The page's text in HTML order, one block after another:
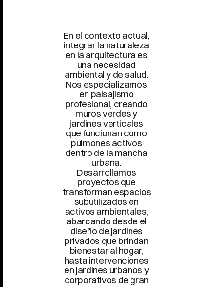
En el contexto actual,
integrar la naturaleza
en la arquitectura es
una necesidad
ambiental y de salud.
Nos especializamos
en paisajismo
profesional, creando
muros verdes y
jardines verticales
que funcionan como
pulmones activos
dentro de la mancha
urbana.
Desarrollamos
proyectos que
transforman espacios
subutilizados en
activos ambientales,
abarcando desde el
diseño de jardines
privados que brindan
bienestar al hogar,
hasta intervenciones
en jardines urbanos y
corporativos de gran